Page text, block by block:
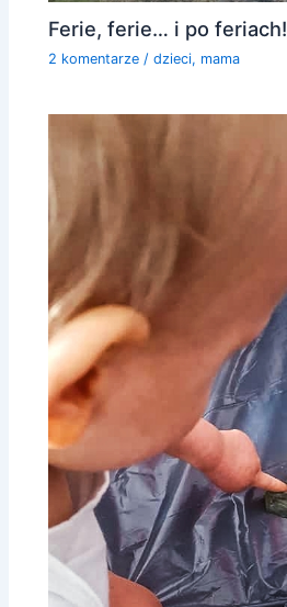
Ferie, ferie… i po feriach!
2 komentarze /dzieci, mama